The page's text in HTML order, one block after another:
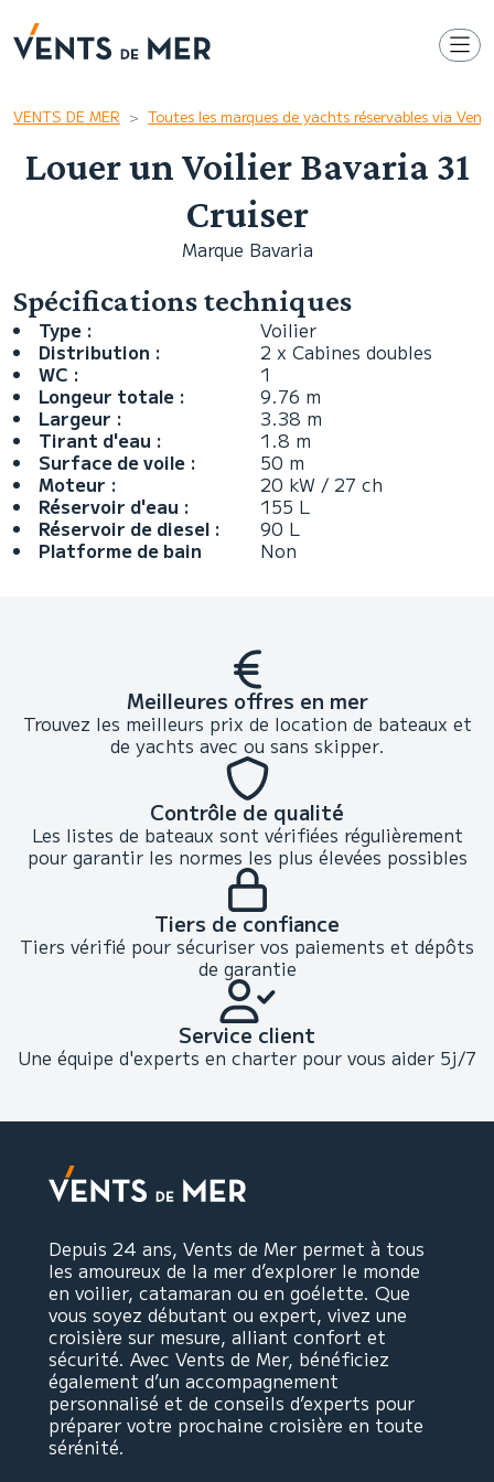
VENTS DE MER Toutes les marques de yachts réservables via
Louer un Voilier Bavaria 31
Cruiser
Marque Bavaria
Spécifications techniques
Type :
Voilier
Distribution :
2 x Cabines doubles
WC :
1
Longeur totale :
9.76 m
Largeur :
3.38 m
Tirant d'eau :
1.8 m
Surface de voile :
50 m
Moteur :
20 kW / 27 ch
Réservoir d'eau :
155 L
Réservoir de diesel :
90 L
Platforme de bain
Non
Meilleures offres en mer
Trouvez les meilleurs prix de location de bateaux et
de yachts avec ou sans skipper.
Contrôle de qualité
Les listes de bateaux sont vérifiées régulièrement
pour garantir les normes les plus élevées possibles
Tiers de confiance
Tiers vérifié pour sécuriser vos paiements et dépôts
de garantie
Service client
Une équipe d'experts en charter pour vous aider 5j/7
Depuis 24 ans, Vents de Mer permet à tous
les amoureux de la mer d’explorer le monde
en voilier, catamaran ou en goélette. Que
vous soyez débutant ou expert, vivez une
croisière sur mesure, alliant confort et
sécurité. Avec Vents de Mer, bénéficiez
également d’un accompagnement
personnalisé et de conseils d’experts pour
préparer votre prochaine croisière en toute
sérénité.